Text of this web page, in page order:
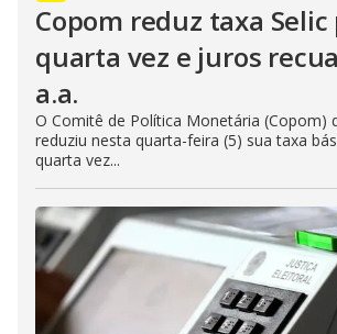
Copom reduz taxa Selic
quarta vez e juros
a.a.
O Comitê de Política Monetária (Copom)
reduziu nesta quarta-feira (5) sua taxa
quarta vez...